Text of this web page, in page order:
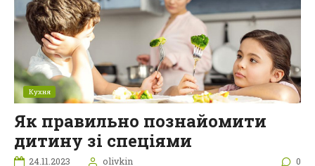
Кухня
Як правильно познайомити
дитину зі спеціями
24.11.2023 olivkin 0